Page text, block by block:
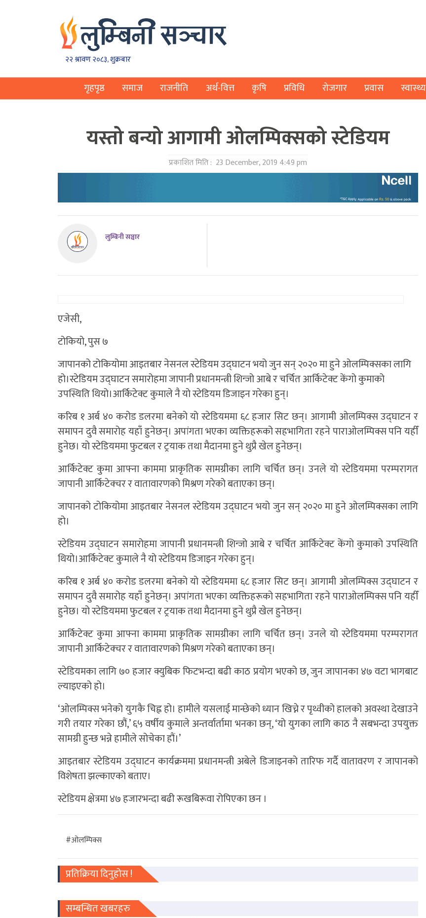
२२ श्रावण २०८३, शुक्रबार
गृहपृष्ठ समाज राजनीति अर्थ-वित्त कृषि प्रविधि रोजगार प्रवास स्वास्थ्य
यस्तो बन्यो आगामी ओलम्पिक्सको स्टेडियम
प्रकाशित मिति : 23 December, 2019 4:49 pm
लुम्बिनी सञ्चार
एजेसी,
टोकियो, पुस ७
जापानको टोकियोमा आइतबार नेसनल स्टेडियम उद्घाटन भयो जुन सन् २०२० मा हुने ओलम्पिक्सका लागि
हो।स्टेडियम उद्घाटन समारोहमा जापानी प्रधानमन्त्री शिन्जो आबे र चर्चित आर्किटेक्ट केंगो कुमाको
उपस्थिति थियो।आर्किटेक्ट कुमाले नै यो स्टेडियम डिजाइन गरेका हुन्।
करिब १ अर्ब ४० करोड डलरमा बनेको यो स्टेडियममा ६८ हजार सिट छन्। आगामी ओलम्पिक्स उद्घाटन र
समापन दुवै समारोह यहाँ हुनेछन्। अपांगता भएका व्यक्तिहरूको सहभागिता रहने पाराओलम्पिक्स पनि यहीँ
हुनेछ। यो स्टेडियममा फुटबल र ट्रयाक तथा मैदानमा हुने थुप्रै खेल हुनेछन्।
आर्किटेक्ट कुमा आफ्ना काममा प्राकृतिक सामग्रीका लागि चर्चित छन्। उनले यो स्टेडियममा परम्परागत
जापानी आर्किटेक्चर र वातावारणको मिश्रण गरेको बताएका छन्।
जापानको टोकियोमा आइतबार नेसनल स्टेडियम उद्घाटन भयो जुन सन् २०२० मा हुने ओलम्पिक्सका लागि
हो।
स्टेडियम उद्घाटन समारोहमा जापानी प्रधानमन्त्री शिन्जो आबे र चर्चित आर्किटेक्ट केंगो कुमाको उपस्थिति
थियो।आर्किटेक्ट कुमाले नै यो स्टेडियम डिजाइन गरेका हुन्।
करिब १ अर्ब ४० करोड डलरमा बनेको यो स्टेडियममा ६८ हजार सिट छन्। आगामी ओलम्पिक्स उद्घाटन र
समापन दुवै समारोह यहाँ हुनेछन्। अपांगता भएका व्यक्तिहरूको सहभागिता रहने पाराओलम्पिक्स पनि यहीँ
हुनेछ। यो स्टेडियममा फुटबल र ट्रयाक तथा मैदानमा हुने थुप्रै खेल हुनेछन्।
आर्किटेक्ट कुमा आफ्ना काममा प्राकृतिक सामग्रीका लागि चर्चित छन्। उनले यो स्टेडियममा परम्परागत
जापानी आर्किटेक्चर र वातावारणको मिश्रण गरेको बताएका छन्।
स्टेडियमका लागि ७० हजार क्युबिक फिटभन्दा बढी काठ प्रयोग भएको छ, जुन जापानका ४७ वटा भागबाट
ल्याइएको हो।
‘ओलम्पिक्स भनेको युगकै चिह्न हो। हामीले यसलाई मान्छेको ध्यान खिच्ने र पृथ्वीको हालको अवस्था देखाउने
गरी तयार गरेका छौं,’ ६५ वर्षीय कुमाले अन्तर्वार्तामा भनका छन्, ‘यो युगका लागि काठ नै सबभन्दा उपयुक्त
सामग्री हुन्छ भन्ने हामीले सोचेका हौं।’
आइतबार स्टेडियम उद्घाटन कार्यक्रममा प्रधानमन्त्री अबेले डिजाइनको तारिफ गर्दै वातावरण र जापानको
विशेषता झल्काएको बताए।
स्टेडियम क्षेत्रमा ४७ हजारभन्दा बढी रूखबिरूवा रोपिएका छन ।
#ओलम्पिक्स
प्रतिक्रिया दिनुहोस !
सम्बन्धित खबरहरु